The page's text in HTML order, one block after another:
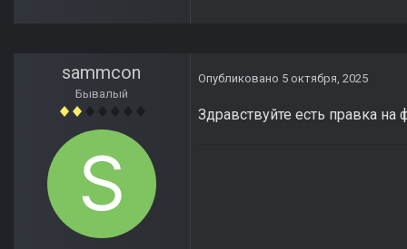
sammcon
Бывалый
Опубликовано 5 октября, 2025
Здравствуйте есть правка на